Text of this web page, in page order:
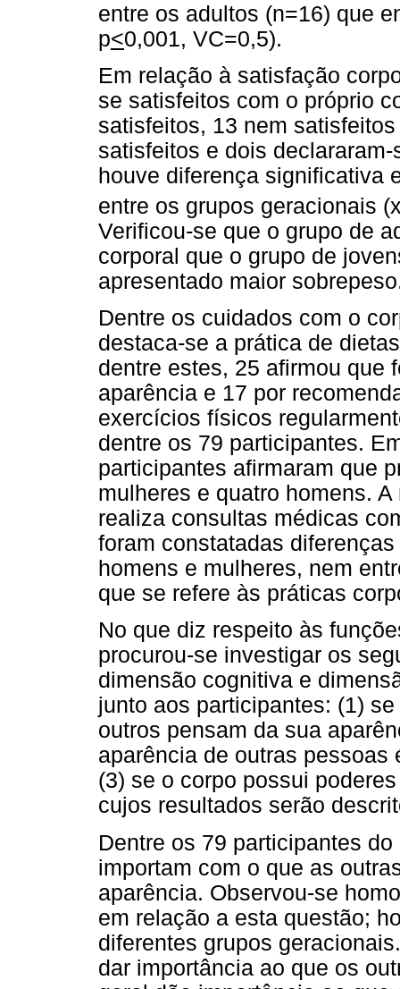
entre os adultos (n=16) que
p<0,001, VC=0,5).
Em relação à satisfação
se satisfeitos com o próprio
satisfeitos, 13 nem
satisfeitos e dois
houve diferença significativa
entre os grupos geracionais
Verificou-se que o grupo de
corporal que o grupo de
apresentado maior
Dentre os cuidados com o
destaca-se a prática de
dentre estes, 25 afirmou que
aparência e 17 por
exercícios físicos
dentre os 79 participantes.
participantes afirmaram que
mulheres e quatro homens.
realiza consultas médicas
foram constatadas
homens e mulheres, nem
que se refere às práticas
No que diz respeito às
procurou-se investigar os
dimensão cognitiva e
junto aos participantes: (1)
outros pensam da sua
aparência de outras pessoas
(3) se o corpo possui
cujos resultados serão
Dentre os 79 participantes
importam com o que as
aparência. Observou-se
em relação a esta questão;
diferentes grupos
dar importância ao que os